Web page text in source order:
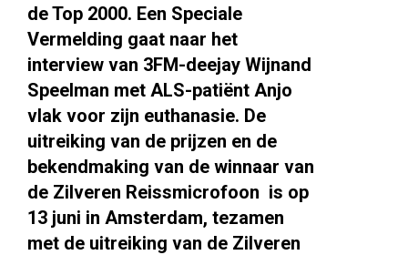
de Top 2000. Een Speciale
Vermelding gaat naar het
interview van 3FM-deejay Wijnand
Speelman met ALS-patiënt Anjo
vlak voor zijn euthanasie. De
uitreiking van de prijzen en de
bekendmaking van de winnaar van
de Zilveren Reissmicrofoon is op
13 juni in Amsterdam, tezamen
met de uitreiking van de Zilveren